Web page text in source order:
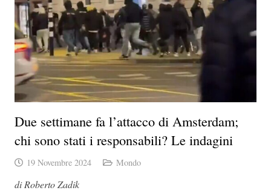
Due settimane fa l’attacco di Amsterdam;
chi sono stati i responsabili? Le indagini
19 Novembre 2024 Mondo
di Roberto Zadik